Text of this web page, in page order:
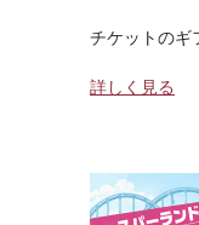
チケットのギ
詳しく見る